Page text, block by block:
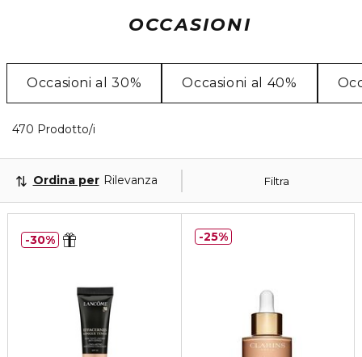
OCCASIONI
Occasioni al 30% Occasioni al 40%
470 Prodotto/i
Filtra
Ordina per Rilevanza
30% 25%